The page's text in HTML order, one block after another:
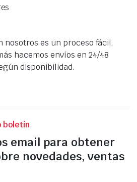
nosotros es un proceso fácil,
hacemos envíos en 24/48
disponibilidad.
boletín
email para obtener
novedades, ventas